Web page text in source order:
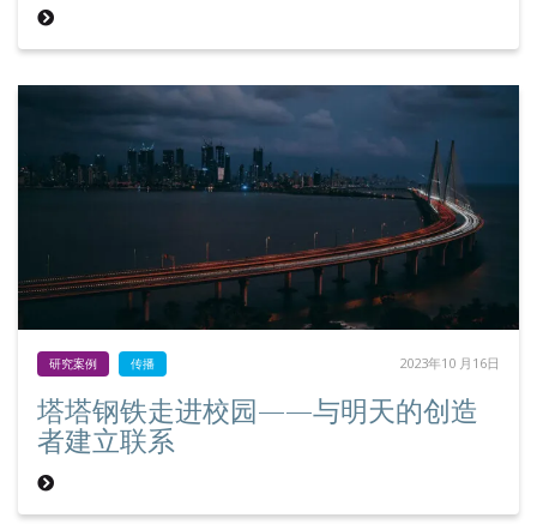
研究案例 传播 2023年10 月16日
塔塔钢铁走进校园——与明天的创造
者建立联系